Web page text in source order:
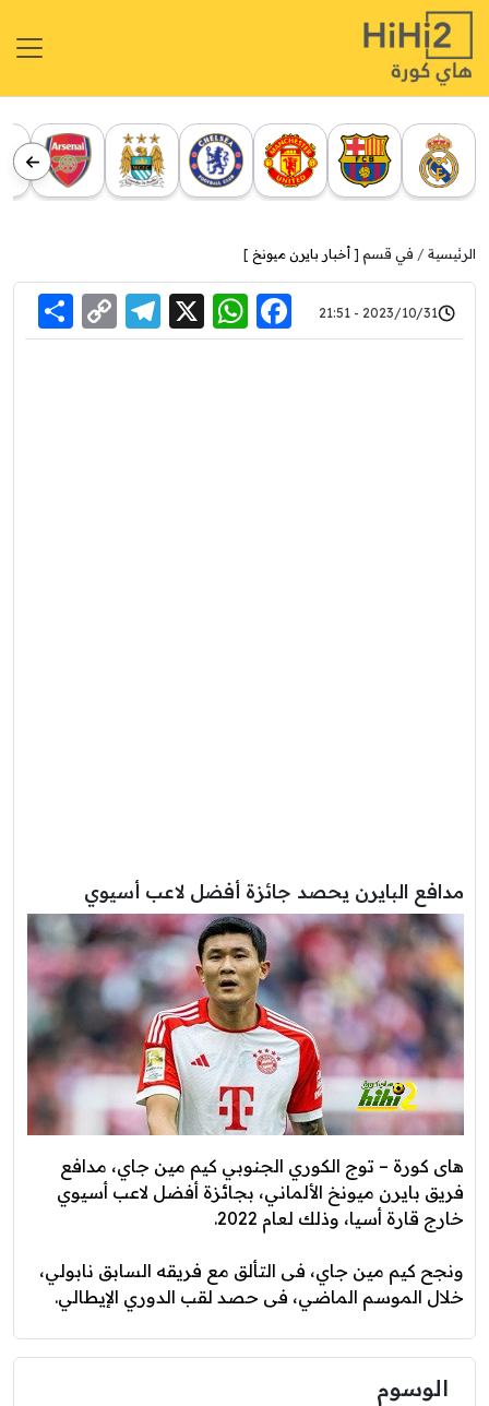
الرئيسية في قسم [ أخبار بايرن ميونخ ]
2023/10/31 - 21:51
Facebook
WhatsApp
X
Link
مدافع البايرن يحصد جائزة أفضل لاعب أسيوي
هاى كورة – توج الكوري الجنوبي كيم مين جاي، مدافع
فريق بايرن ميونخ الألماني، بجائزة أفضل لاعب أسيوي
خارج قارة أسيا، وذلك لعام 2022.
ونجح كيم مين جاي، فى التألق مع فريقه السابق نابولي،
خلال الموسم الماضي، فى حصد لقب الدوري الإيطالي.
الوسوم